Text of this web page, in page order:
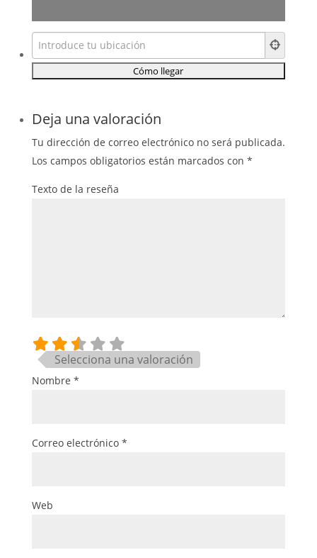
Deja una valoración
Tu dirección de correo electrónico no será publicada.
Los campos obligatorios están marcados con *
Texto de la reseña
Selecciona una valoración
Nombre *
Correo electrónico *
Web